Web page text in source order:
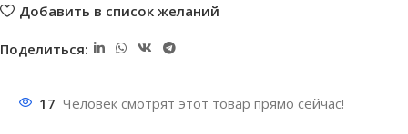
Добавить в список желаний
Поделиться:
17 Человек смотрят этот товар прямо сейчас!